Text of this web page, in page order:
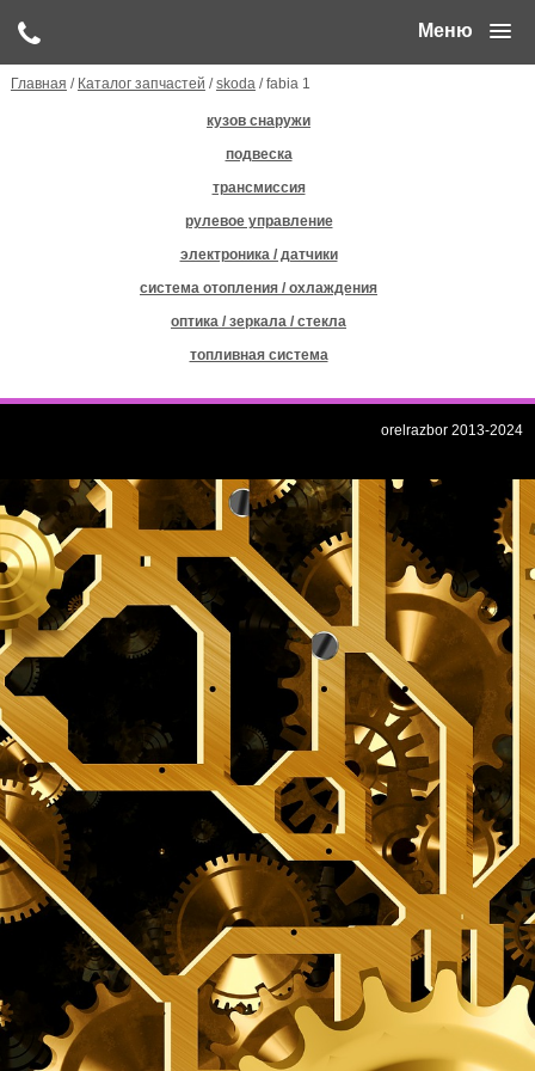
Меню
Главная / Каталог запчастей /skoda/ fabia 1
кузов снаружи
подвеска
трансмиссия
рулевое управление
электроника / датчики
система отопления / охлаждения
оптика / зеркала / стекла
топливная система
orelrazbor 2013-2024